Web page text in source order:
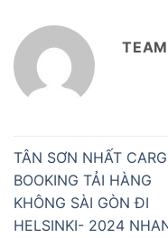
TÂN SƠN NHẤT
BOOKING TẢI HÀNG
KHÔNG SÀI GÒN ĐI
HELSINKI- 2024